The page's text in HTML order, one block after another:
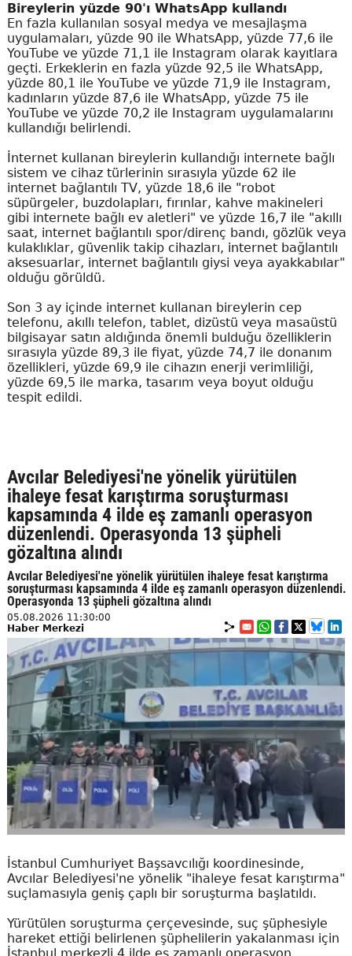
Bireylerin yüzde 90'ı WhatsApp kullandı
En fazla kullanılan sosyal medya ve mesajlaşma
uygulamaları, yüzde 90 ile WhatsApp, yüzde 77,6 ile
YouTube ve yüzde 71,1 ile Instagram olarak kayıtlara
geçti. Erkeklerin en fazla yüzde 92,5 ile WhatsApp,
yüzde 80,1 ile YouTube ve yüzde 71,9 ile Instagram,
kadınların yüzde 87,6 ile WhatsApp, yüzde 75 ile
YouTube ve yüzde 70,2 ile Instagram uygulamalarını
kullandığı belirlendi.
İnternet kullanan bireylerin kullandığı internete bağlı
sistem ve cihaz türlerinin sırasıyla yüzde 62 ile
internet bağlantılı TV, yüzde 18,6 ile "robot
süpürgeler, buzdolapları, fırınlar, kahve makineleri
gibi internete bağlı ev aletleri" ve yüzde 16,7 ile "akıllı
saat, internet bağlantılı spor/direnç bandı, gözlük veya
kulaklıklar, güvenlik takip cihazları, internet bağlantılı
aksesuarlar, internet bağlantılı giysi veya ayakkabılar"
olduğu görüldü.
Son 3 ay içinde internet kullanan bireylerin cep
telefonu, akıllı telefon, tablet, dizüstü veya masaüstü
bilgisayar satın aldığında önemli bulduğu özelliklerin
sırasıyla yüzde 89,3 ile fiyat, yüzde 74,7 ile donanım
özellikleri, yüzde 69,9 ile cihazın enerji verimliliği,
yüzde 69,5 ile marka, tasarım veya boyut olduğu
tespit edildi.
Avcılar Belediyesi'ne yönelik yürütülen
ihaleye fesat karıştırma soruşturması
kapsamında 4 ilde eş zamanlı operasyon
düzenlendi. Operasyonda 13 şüpheli
gözaltına alındı
Avcılar Belediyesi'ne yönelik yürütülen ihaleye fesat karıştırma
soruşturması kapsamında 4 ilde eş zamanlı operasyon düzenlendi.
Operasyonda 13 şüpheli gözaltına alındı
05.08.2026 11:30:00
Haber Merkezi
İstanbul Cumhuriyet Başsavcılığı koordinesinde,
Avcılar Belediyesi'ne yönelik "ihaleye fesat karıştırma"
suçlamasıyla geniş çaplı bir soruşturma başlatıldı.
Yürütülen soruşturma çerçevesinde, suç şüphesiyle
hareket ettiği belirlenen şüphelilerin yakalanması için